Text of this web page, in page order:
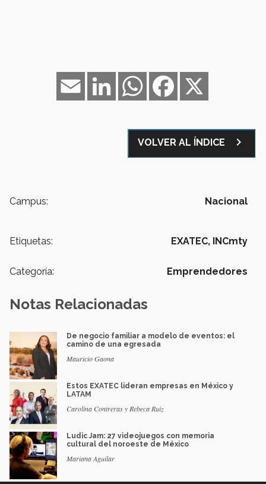
Facebook
WhatsApp
LinkedIn
Email
VOLVER AL ÍNDICE navigate_next
Campus: Nacional
Etiquetas: EXATEC, INCmty
Categoría: Emprendedores
Notas Relacionadas
De negocio familiar a modelo de eventos: el
camino de una egresada
Mauricio Gaona
Estos EXATEC lideran empresas en México y
LATAM
Carolina Contreras y Rebeca Ruiz
Ludic Jam: 27 videojuegos con memoria
cultural del noroeste de México
Mariana Aguilar